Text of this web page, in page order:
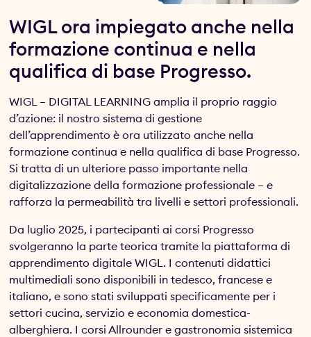
WIGL ora impiegato anche nella
formazione continua e nella
qualifica di base Progresso.
WIGL – DIGITAL LEARNING amplia il proprio raggio
d’azione: il nostro sistema di gestione
dell’apprendimento è ora utilizzato anche nella
formazione continua e nella qualifica di base Progresso.
Si tratta di un ulteriore passo importante nella
digitalizzazione della formazione professionale – e
rafforza la permeabilità tra livelli e settori professionali.
Da luglio 2025, i partecipanti ai corsi Progresso
svolgeranno la parte teorica tramite la piattaforma di
apprendimento digitale WIGL. I contenuti didattici
multimediali sono disponibili in tedesco, francese e
italiano, e sono stati sviluppati specificamente per i
settori cucina, servizio e economia domestica-
alberghiera. I corsi Allrounder e gastronomia sistemica